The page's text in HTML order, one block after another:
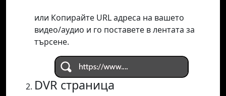
или Копирайте URL адреса на вашето
видео/аудио и го поставете в лентата за
търсене.
DVR страница